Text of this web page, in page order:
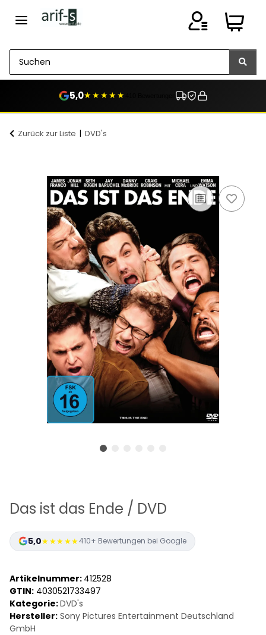
5,0★★★★★
Zurück zur Liste DVD's
Das ist das Ende / DVD
5,0★★★★★410+ Bewertungen bei Google
Artikelnummer: 412528
GTIN: 4030521733497
Kategorie:DVD's
Hersteller: Sony Pictures Entertainment Deutschland
GmbH